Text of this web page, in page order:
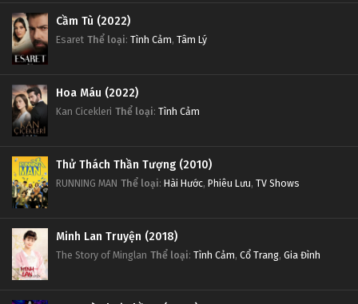
Cầm Tù (2022)
Esaret Thể loại: Tình Cảm, Tâm Lý
Hoa Máu (2022)
Kan Cicekleri Thể loại: Tình Cảm
Thử Thách Thần Tượng (2010)
RUNNING MAN Thể loại: Hài Hước, Phiêu Lưu, TV Shows
Minh Lan Truyện (2018)
The Story of Minglan Thể loại: Tình Cảm, Cổ Trang, Gia Đình